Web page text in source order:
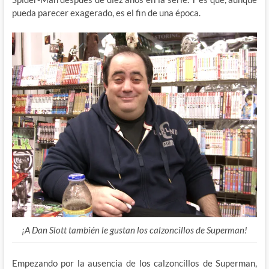
pueda parecer exagerado, es el fin de una época.
¡A Dan Slott también le gustan los calzoncillos de Superman!
Empezando por la ausencia de los calzoncillos de Superman,